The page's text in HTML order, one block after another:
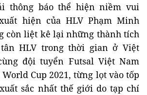
thông báo thể hiện niềm vui
hiện của HLV Phạm Minh
còn liệt kê lại những thành tích
HLV trong thời gian ở Việt
đội tuyển Futsal Việt Nam
Cup 2021, từng lọt vào tốp
sắc nhất thế giới do tạp chí